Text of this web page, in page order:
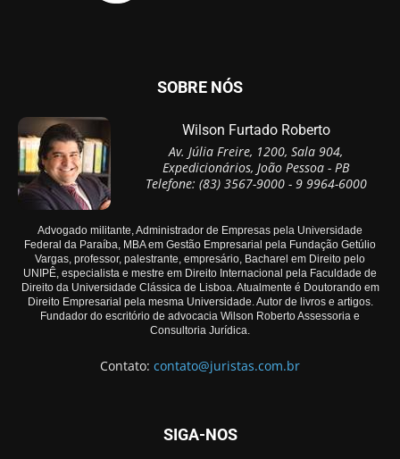
SOBRE NÓS
Wilson Furtado Roberto
Av. Júlia Freire, 1200, Sala 904,
Expedicionários, João Pessoa - PB
Telefone: (83) 3567-9000 - 9 9964-6000
Advogado militante, Administrador de Empresas pela Universidade
Federal da Paraíba, MBA em Gestão Empresarial pela Fundação Getúlio
Vargas, professor, palestrante, empresário, Bacharel em Direito pelo
UNIPÊ, especialista e mestre em Direito Internacional pela Faculdade de
Direito da Universidade Clássica de Lisboa. Atualmente é Doutorando em
Direito Empresarial pela mesma Universidade. Autor de livros e artigos.
Fundador do escritório de advocacia Wilson Roberto Assessoria e
Consultoria Jurídica.
Contato: contato@juristas.com.br
SIGA-NOS